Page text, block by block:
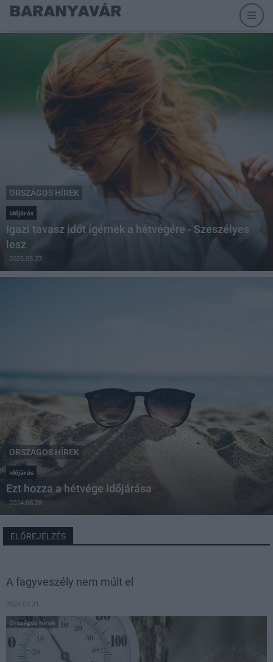
ORSZÁGOS HÍREK
időjárás
Igazi tavasz időt ígérnek a hétvégére - Szeszélyes
lesz
2025.03.27
ORSZÁGOS HÍREK
időjárás
Ezt hozza a hétvége időjárása
2024.06.28
ELŐREJELZÉS
A fagyveszély nem múlt el
2024.03.21
Országos hírek